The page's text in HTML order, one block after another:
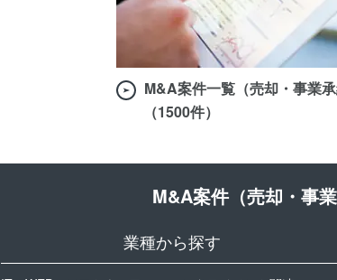
M&A案件一覧（売却・事業承
（1500件）
M&A案件（売却・事
業種から探す